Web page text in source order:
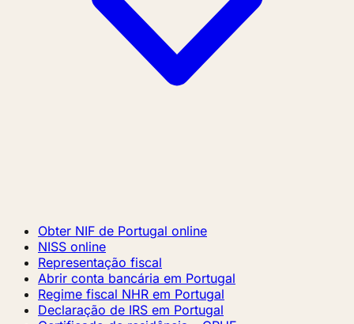
Obter NIF de Portugal online
NISS online
Representação fiscal
Abrir conta bancária em Portugal
Regime fiscal NHR em Portugal
Declaração de IRS em Portugal